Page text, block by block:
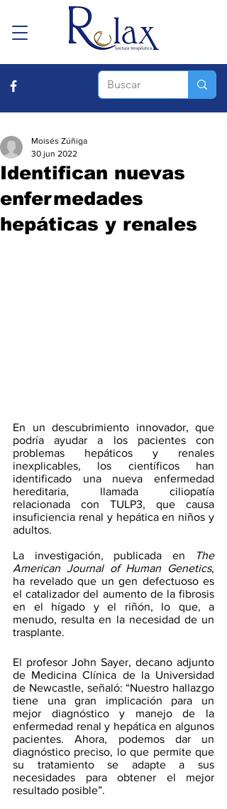
Identifican nuevas
enfermedades
hepáticas y renales
Moisés Zúñiga
30 jun 2022
En un descubrimiento innovador, que
podría ayudar a los pacientes con
problemas hepáticos y renales
inexplicables, los científicos han
identificado una nueva enfermedad
hereditaria, llamada ciliopatía
relacionada con TULP3, que causa
insuficiencia renal y hepática en niños y
adultos.
La investigación, publicada en
The
American Journal of Human Genetics,
ha revelado que un gen defectuoso es
el catalizador del aumento de la fibrosis
en el hígado y el riñón, lo que, a
menudo, resulta en la necesidad de un
trasplante.
El profesor John Sayer, decano adjunto
de Medicina Clínica de la Universidad
de Newcastle, señaló: “Nuestro hallazgo
tiene una gran implicación para un
mejor diagnóstico y manejo de la
enfermedad renal y hepática en algunos
pacientes. Ahora, podemos dar un
diagnóstico preciso, lo que permite que
su tratamiento se adapte a sus
necesidades para obtener el mejor
resultado posible”.